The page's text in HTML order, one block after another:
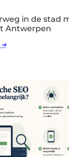
in de stad
Antwerpen
➜